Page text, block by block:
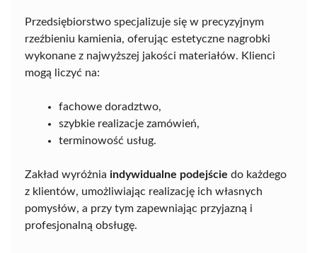
Przedsiębiorstwo specjalizuje się w precyzyjnym
rzeźbieniu kamienia, oferując estetyczne nagrobki
wykonane z najwyższej jakości materiałów. Klienci
mogą liczyć na:
fachowe doradztwo,
szybkie realizacje zamówień,
terminowość usług.
Zakład wyróżnia indywidualne podejście do każdego
z klientów, umożliwiając realizację ich własnych
pomysłów, a przy tym zapewniając przyjazną i
profesjonalną obsługę.